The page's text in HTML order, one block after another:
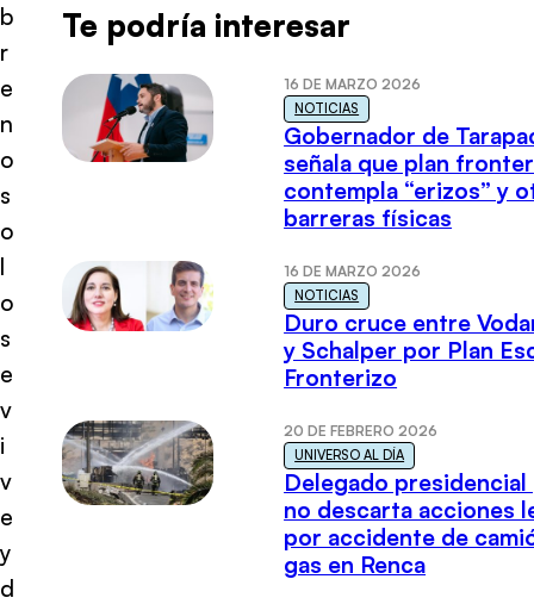
b
r
e
n
o
s
o
l
o
s
e
v
i
v
e
y
d
Te podría interesar
16 DE MARZO 2026
NOTICIAS
Gobernador de
señala que plan
contempla “erizos” y
barreras físicas
16 DE MARZO 2026
NOTICIAS
Duro cruce entre
y Schalper por Plan
Fronterizo
20 DE FEBRERO 2026
UNIVERSO AL DÍA
Delegado presidencial
no descarta acciones
por accidente de
gas en Renca